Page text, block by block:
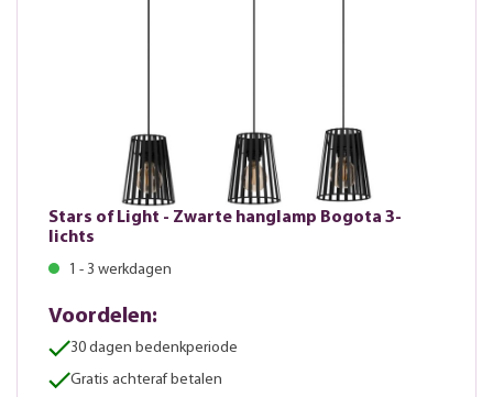
Stars of Light - Zwarte hanglamp Bogota 3-
lichts
1 - 3 werkdagen
Voordelen:
30 dagen bedenkperiode
Gratis achteraf betalen